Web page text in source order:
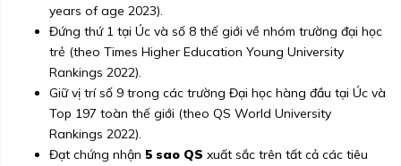
years of age 2023).
Đứng thứ 1 tại Úc và số 8 thế giới về nhóm trường đại học
trẻ (theo Times Higher Education Young University
Rankings 2022).
Giữ vị trí số 9 trong các trường Đại học hàng đầu tại Úc và
Top 197 toàn thế giới (theo QS World University
Rankings 2022).
Đạt chứng nhận 5 sao QS xuất sắc trên tất cả các tiêu